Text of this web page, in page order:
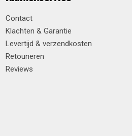
Contact
Klachten & Garantie
Levertijd & verzendkosten
Retouneren
Reviews